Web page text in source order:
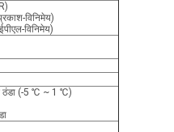
विनिमेय)
विनिमेय)
ठंडा (-5 ℃ ~ 1 ℃)